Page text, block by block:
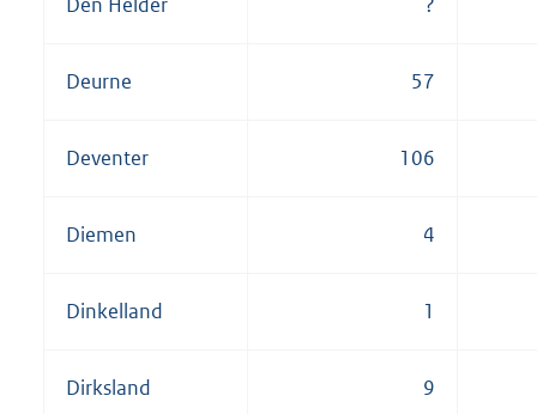
Den Helder ?
Deurne 57
Deventer 106
Diemen 4
Dinkelland 1
Dirksland 9